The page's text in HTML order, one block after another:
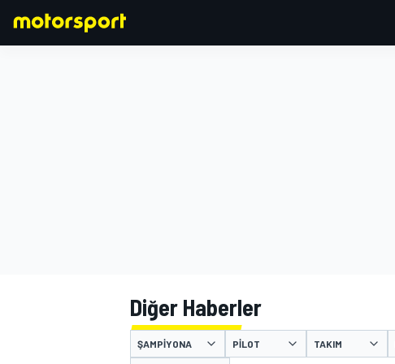
Diğer Haberler
ŞAMPIYONA PILOT TAKIM